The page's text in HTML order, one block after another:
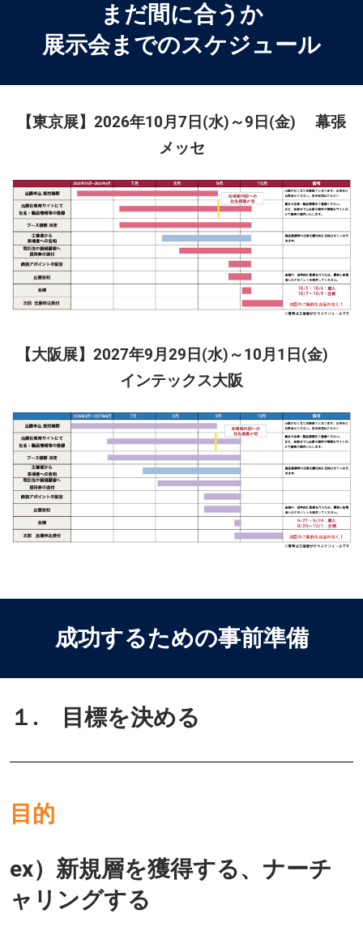
まだ間に合うか
展示会までのスケジュール
【東京展】2026年10月7日(水)～9日(金) 幕張
メッセ
【大阪展】2027年9月29日(水)～10月1日(金)
インテックス大阪
成功するための事前準備
１. 目標を決める
目的
ex）新規層を獲得する、ナーチ
ャリングする